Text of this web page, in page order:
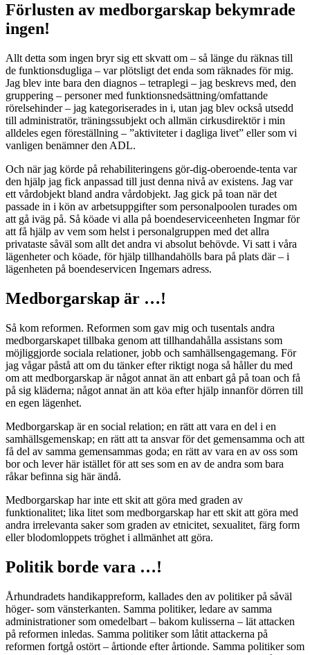
Förlusten av medborgarskap bekymrade
ingen!
Allt detta som ingen bryr sig ett skvatt om – så länge du räknas till
de funktionsdugliga – var plötsligt det enda som räknades för mig.
Jag blev inte bara den diagnos – tetraplegi – jag beskrevs med, den
gruppering – personer med funktionsnedsättning/omfattande
rörelsehinder – jag kategoriserades in i, utan jag blev också utsedd
till administratör, träningssubjekt och allmän cirkusdirektör i min
alldeles egen föreställning – ”aktiviteter i dagliga livet” eller som vi
vanligen benämner den ADL.
Och när jag körde på rehabiliteringens gör-dig-oberoende-tenta var
den hjälp jag fick anpassad till just denna nivå av existens. Jag var
ett vårdobjekt bland andra vårdobjekt. Jag gick på toan när det
passade in i kön av arbetsuppgifter som personalpoolen turades om
att gå iväg på. Så köade vi alla på boendeserviceenheten Ingmar för
att få hjälp av vem som helst i personalgruppen med det allra
privataste såväl som allt det andra vi absolut behövde. Vi satt i våra
lägenheter och köade, för hjälp tillhandahölls bara på plats där – i
lägenheten på boendeservicen Ingemars adress.
Medborgarskap är …!
Så kom reformen. Reformen som gav mig och tusentals andra
medborgarskapet tillbaka genom att tillhandahålla assistans som
möjliggjorde sociala relationer, jobb och samhällsengagemang. För
jag vågar påstå att om du tänker efter riktigt noga så håller du med
om att medborgarskap är något annat än att enbart gå på toan och få
på sig kläderna; något annat än att köa efter hjälp innanför dörren till
en egen lägenhet.
Medborgarskap är en social relation; en rätt att vara en del i en
samhällsgemenskap; en rätt att ta ansvar för det gemensamma och att
få del av samma gemensammas goda; en rätt av vara en av oss som
bor och lever här istället för att ses som en av de andra som bara
råkar befinna sig här ändå.
Medborgarskap har inte ett skit att göra med graden av
funktionalitet; lika litet som medborgarskap har ett skit att göra med
andra irrelevanta saker som graden av etnicitet, sexualitet, färg form
eller blodomloppets tröghet i allmänhet att göra.
Politik borde vara …!
Århundradets handikappreform, kallades den av politiker på såväl
höger- som vänsterkanten. Samma politiker, ledare av samma
administrationer som omedelbart – bakom kulisserna – lät attacken
på reformen inledas. Samma politiker som låtit attackerna på
reformen fortgå ostört – årtionde efter årtionde. Samma politiker som